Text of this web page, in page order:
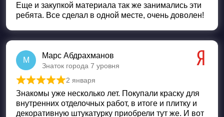
Еще и закупкой материала так же занимались эти
ребята. Все сделал в одной месте, очень доволен!
М
Марс Абдрахманов
Знаток города 7 уровня
Оценка 5из 5
2 января
Знакомы уже несколько лет. Покупали краску для
внутренних отделочных работ, в итоге и плитку и
декоративную штукатурку приобрели тут же. И вот